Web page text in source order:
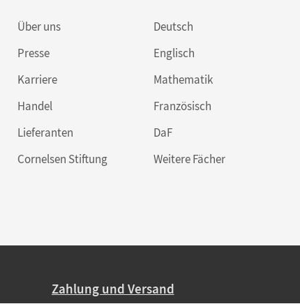
Über uns
Presse
Karriere
Handel
Lieferanten
Cornelsen Stiftung
Deutsch
Englisch
Mathematik
Französisch
DaF
Weitere Fächer
Zahlung und Versand